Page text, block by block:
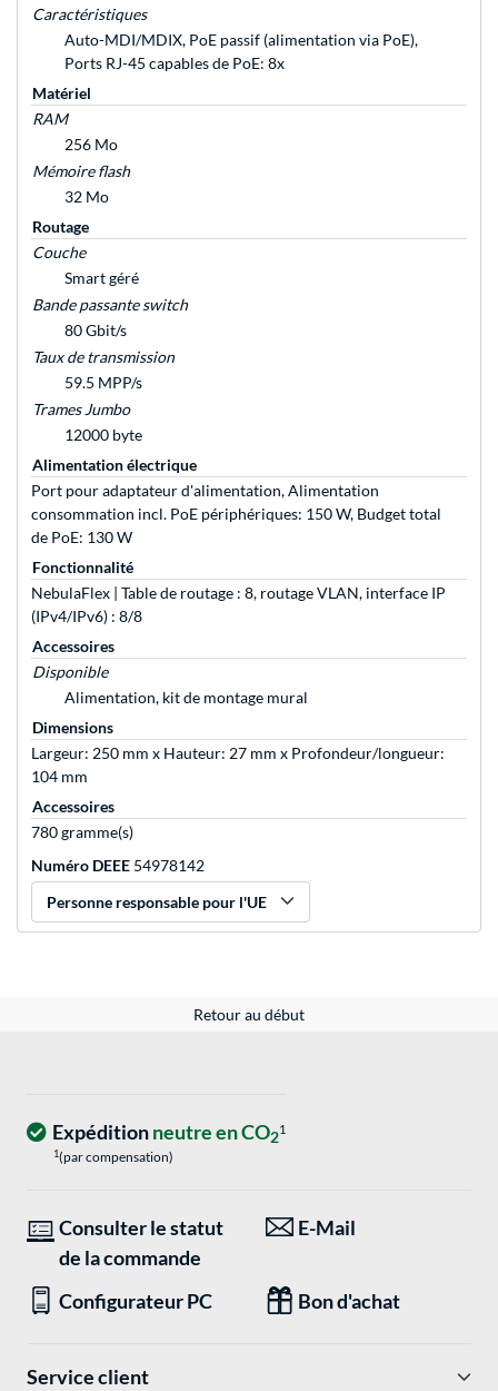
Caractéristiques
Auto-MDI/MDIX, PoE passif (alimentation via PoE),
Ports RJ-45 capables de PoE: 8x
Matériel
RAM
256 Mo
Mémoire flash
32 Mo
Routage
Couche
Smart géré
Bande passante switch
80 Gbit/s
Taux de transmission
59.5 MPP/s
Trames Jumbo
12000 byte
Alimentation électrique
Port pour adaptateur d'alimentation, Alimentation
consommation incl. PoE périphériques: 150 W, Budget total
de PoE: 130 W
Fonctionnalité
NebulaFlex | Table de routage : 8, routage VLAN, interface IP
(IPv4/IPv6) : 8/8
Accessoires
Disponible
Alimentation, kit de montage mural
Dimensions
Largeur: 250 mm x Hauteur: 27 mm x Profondeur/longueur:
104 mm
Accessoires
780 gramme(s)
Numéro DEEE 54978142
Personne responsable pour l'UE
Retour au début
Expéditionneutre en CO21
1(par compensation)
Consulter le statut
de la commande
E-Mail
Configurateur PC Bon d'achat
Service client